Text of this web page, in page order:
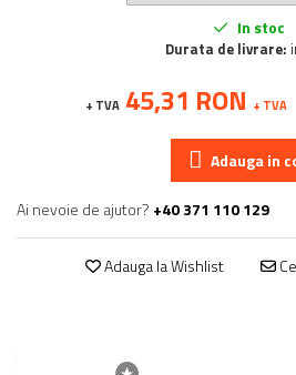
In stoc
Durata de livrare:
+ TVA 45,31 RON + TVA
Adauga in
Ai nevoie de ajutor? +40 371 110 129
Adauga la Wishlist